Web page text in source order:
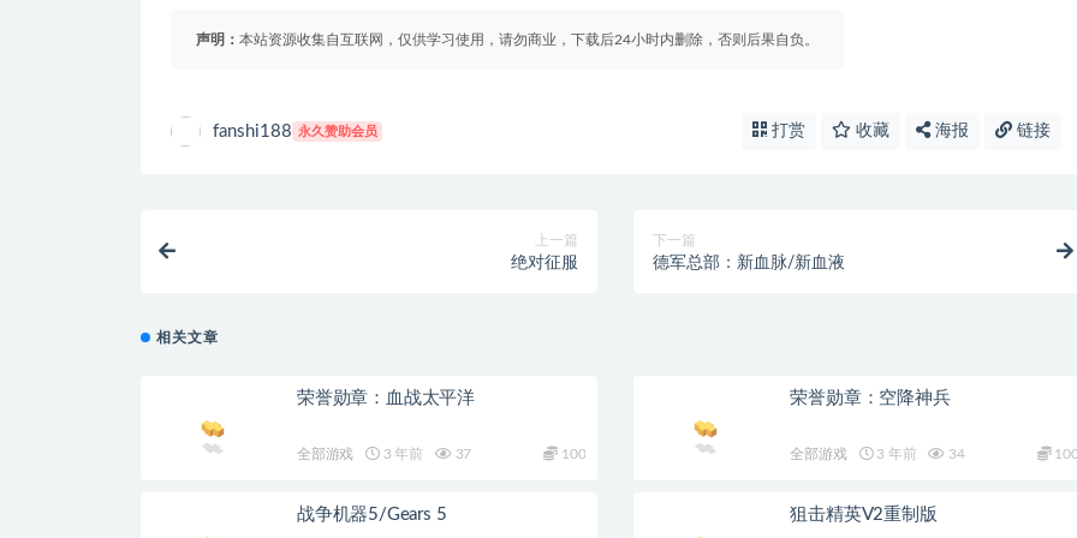
声明： 本站资源收集自互联网，仅供学习使用，请勿商业，下载后24小时内删除，否则后果自负。
fanshi188 永久赞助会员 打赏 收藏 海报 链接
上一篇
绝对征服
下一篇
德军总部：新血脉/新血液
相关文章
荣誉勋章：血战太平洋
全部游戏 3 年前 37 100
荣誉勋章：空降神兵
全部游戏 3 年前 34
战争机器5/Gears 5 狙击精英V2重制版